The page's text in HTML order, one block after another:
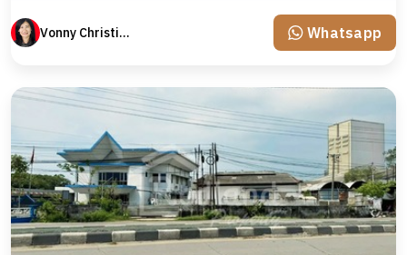
Vonny Christina Whatsapp